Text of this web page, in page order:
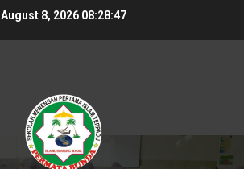
August 8, 2026 08:28:47